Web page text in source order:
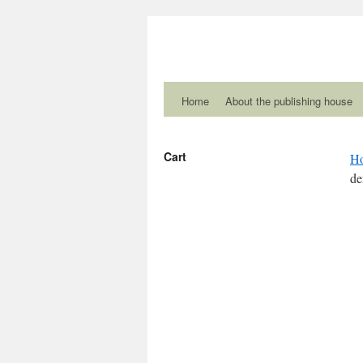
Home About the publishing house
Cart